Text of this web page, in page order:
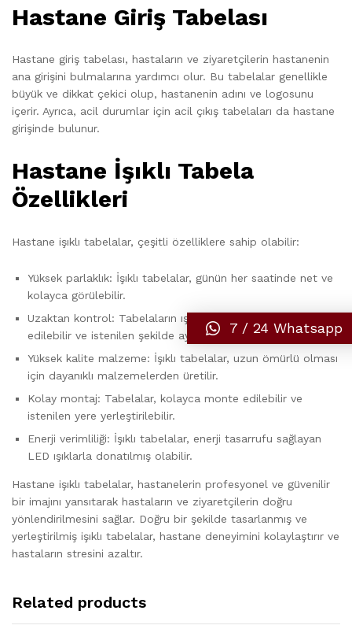
Hastane Giriş Tabelası
Hastane giriş tabelası, hastaların ve ziyaretçilerin hastanenin
ana girişini bulmalarına yardımcı olur. Bu tabelalar genellikle
büyük ve dikkat çekici olup, hastanenin adını ve logosunu
içerir. Ayrıca, acil durumlar için acil çıkış tabelaları da hastane
girişinde bulunur.
Hastane İşıklı Tabela
Özellikleri
Hastane işıklı tabelalar, çeşitli özelliklere sahip olabilir:
Yüksek parlaklık: İşıklı tabelalar, günün her saatinde net ve
kolayca görülebilir.
Uzaktan kontrol: Tabelaların ışıkları, uzaktan kontrol
edilebilir ve istenilen şekilde ayarlanabilir.
Yüksek kalite malzeme: İşıklı tabelalar, uzun ömürlü olması
için dayanıklı malzemelerden üretilir.
Kolay montaj: Tabelalar, kolayca monte edilebilir ve
istenilen yere yerleştirilebilir.
Enerji verimliliği: İşıklı tabelalar, enerji tasarrufu sağlayan
LED ışıklarla donatılmış olabilir.
Hastane işıklı tabelalar, hastanelerin profesyonel ve güvenilir
bir imajını yansıtarak hastaların ve ziyaretçilerin doğru
yönlendirilmesini sağlar. Doğru bir şekilde tasarlanmış ve
yerleştirilmiş işıklı tabelalar, hastane deneyimini kolaylaştırır ve
hastaların stresini azaltır.
Related products
7 / 24 Whatsapp